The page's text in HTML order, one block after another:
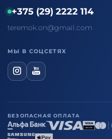
+375 (29) 2222 114
teremok.on@gmail.com
МЫ В СОЦСЕТЯХ
БЕЗОПАСНАЯ ОПЛАТА